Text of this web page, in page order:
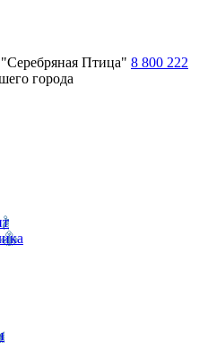
Птица" 8 800 222
города